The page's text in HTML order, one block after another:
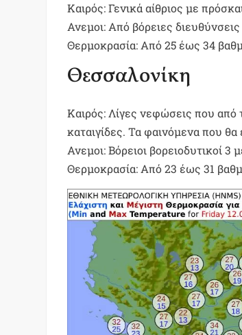
Καιρός: Γενικά αίθριος με
Ανεμοι: Από βόρειες
Θερμοκρασία: Από 25 έως 34
Θεσσαλονίκη
Καιρός: Λίγες νεφώσεις που από
καταιγίδες. Τα φαινόμενα που
Ανεμοι: Βόρειοι βορειοδυτικοί 3
Θερμοκρασία: Από 23 έως 31